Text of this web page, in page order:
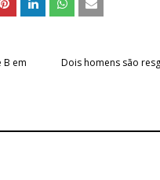
Dois homens são
B em